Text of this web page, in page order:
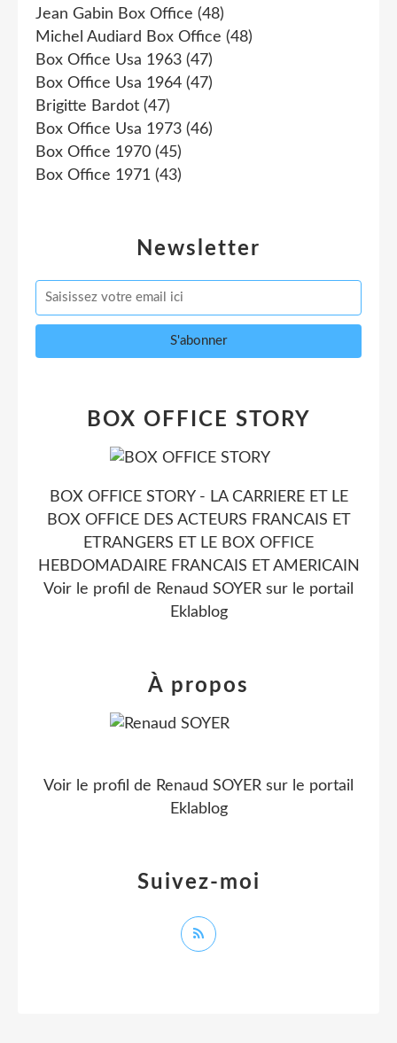
Newsletter
Jean Gabin Box Office (48)
Michel Audiard Box Office (48)
Box Office Usa 1963 (47)
Box Office Usa 1964 (47)
Brigitte Bardot (47)
Box Office Usa 1973 (46)
Box Office 1970 (45)
Box Office 1971 (43)
BOX OFFICE STORY
BOX OFFICE STORY - LA CARRIERE ET LE
BOX OFFICE DES ACTEURS FRANCAIS ET
ETRANGERS ET LE BOX OFFICE
HEBDOMADAIRE FRANCAIS ET AMERICAIN
Voir le profil de Renaud SOYER sur le portail
Eklablog
Suivez-moi
À propos
Voir le profil de Renaud SOYER sur le portail
Eklablog